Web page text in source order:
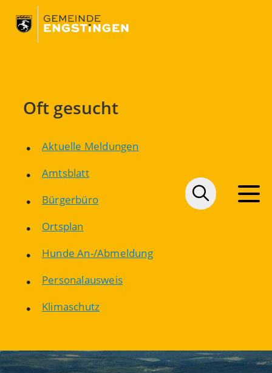
Oft gesucht
Aktuelle Meldungen
Amtsblatt
Bürgerbüro
Ortsplan
Hunde An-/Abmeldung
Personalausweis
Klimaschutz